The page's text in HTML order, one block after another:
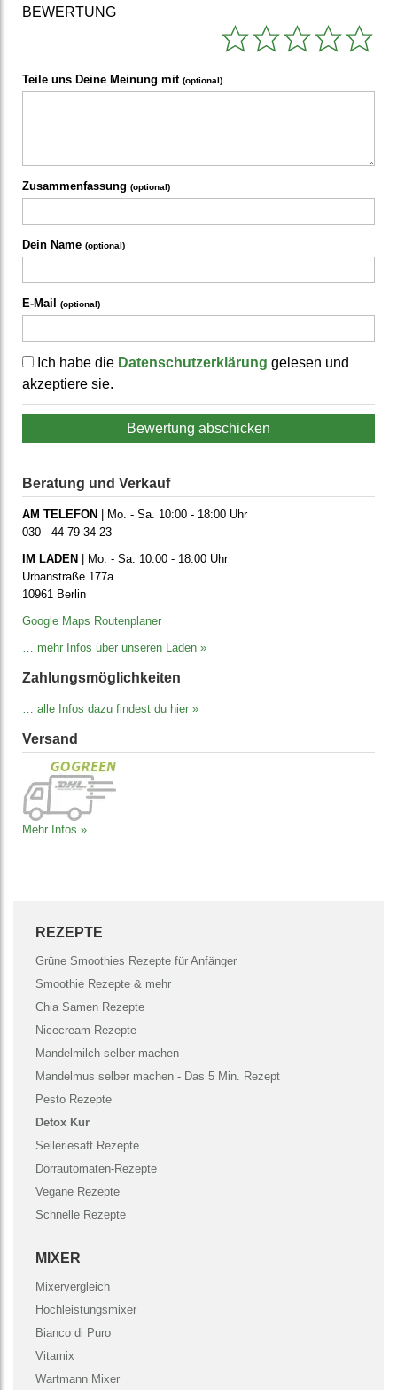
BEWERTUNG
Teile uns Deine Meinung mit (optional)
Zusammenfassung (optional)
Dein Name (optional)
E-Mail (optional)
Ich habe die Datenschutzerklärung gelesen und
akzeptiere sie.
Bewertung abschicken
Beratung und Verkauf
AM TELEFON
| Mo. - Sa. 10:00 - 18:00 Uhr
030 - 44 79 34 23
IM LADEN
| Mo. - Sa. 10:00 - 18:00 Uhr
Urbanstraße 177a
10961 Berlin
Google Maps Routenplaner
… mehr Infos über unseren Laden »
Zahlungs­möglich­keiten
… alle Infos dazu findest du hier »
Versand
Mehr Infos »
REZEPTE
Grüne Smoothies Rezepte für Anfänger
Smoothie Rezepte & mehr
Chia Samen Rezepte
Nicecream Rezepte
Mandelmilch selber machen
Mandelmus selber machen - Das 5 Min. Rezept
Pesto Rezepte
Detox Kur
Selleriesaft Rezepte
Dörrautomaten-Rezepte
Vegane Rezepte
Schnelle Rezepte
MIXER
Mixervergleich
Hochleistungsmixer
Bianco di Puro
Vitamix
Wartmann Mixer